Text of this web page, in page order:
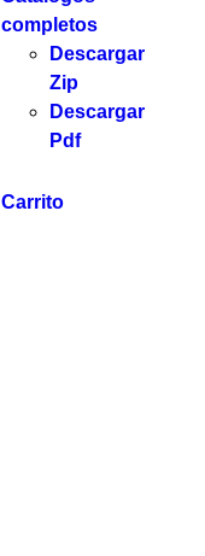
completos
Descargar
Zip
Descargar
Pdf
Carrito